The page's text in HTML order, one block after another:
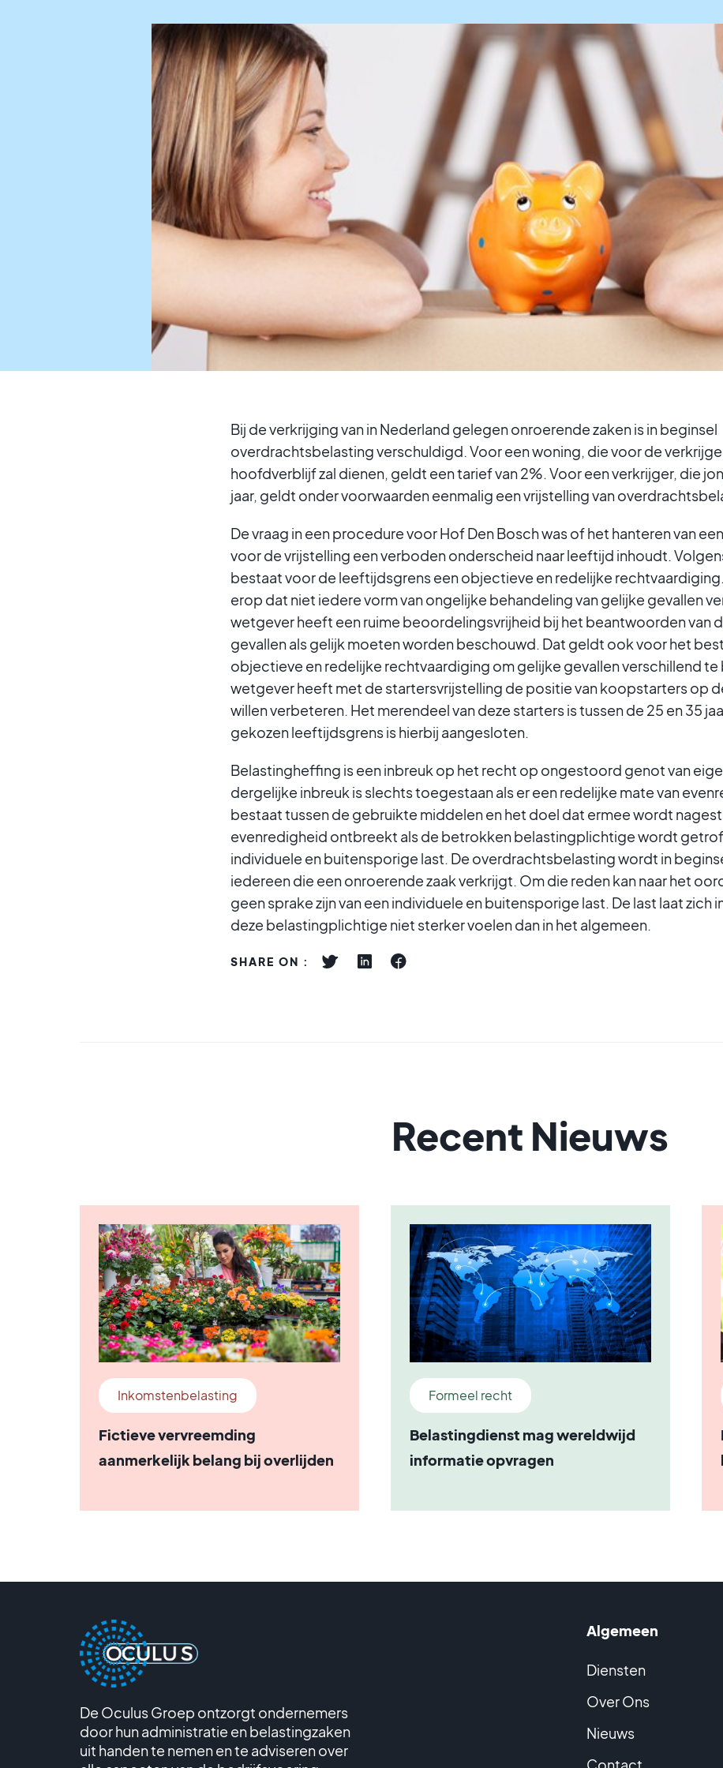
Bij de verkrijging van in Nederland gelegen onroerende zaken is in beginsel
overdrachtsbelasting verschuldigd. Voor een woning, die voor de
hoofdverblijf zal dienen, geldt een tarief van 2%. Voor een verkrijger, die
jaar, geldt onder voorwaarden eenmalig een vrijstelling van
De vraag in een procedure voor Hof Den Bosch was of het hanteren van
voor de vrijstelling een verboden onderscheid naar leeftijd inhoudt.
bestaat voor de leeftijdsgrens een objectieve en redelijke
erop dat niet iedere vorm van ongelijke behandeling van gelijke gevallen
wetgever heeft een ruime beoordelingsvrijheid bij het beantwoorden van
gevallen als gelijk moeten worden beschouwd. Dat geldt ook voor het
objectieve en redelijke rechtvaardiging om gelijke gevallen verschillend te
wetgever heeft met de startersvrijstelling de positie van koopstarters op
willen verbeteren. Het merendeel van deze starters is tussen de 25 en 35
gekozen leeftijdsgrens is hierbij aangesloten.
Belastingheffing is een inbreuk op het recht op ongestoord genot van
dergelijke inbreuk is slechts toegestaan als er een redelijke mate van
bestaat tussen de gebruikte middelen en het doel dat ermee wordt
evenredigheid ontbreekt als de betrokken belastingplichtige wordt
individuele en buitensporige last. De overdrachtsbelasting wordt in
iedereen die een onroerende zaak verkrijgt. Om die reden kan naar het
geen sprake zijn van een individuele en buitensporige last. De last laat zich
deze belastingplichtige niet sterker voelen dan in het algemeen.
SHARE ON :
Recent Nieuws
Inkomstenbelasting
Fictieve vervreemding
aanmerkelijk belang bij overlijden
Formeel recht
Belastingdienst mag wereldwijd
informatie opvragen
De Oculus Groep ontzorgt ondernemers
door hun administratie en belastingzaken
uit handen te nemen en te adviseren over
Algemeen
Diensten
Over Ons
Nieuws